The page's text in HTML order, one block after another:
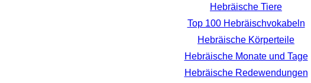
Hebräische Tiere
Top 100 Hebräischvokabeln
Hebräische Körperteile
Hebräische Monate und Tage
Hebräische Redewendungen